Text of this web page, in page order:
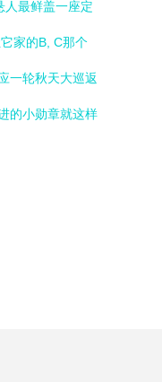
人最鲜盖一座定
家的B, C那个
一轮秋天大巡返
的小勋章就这样